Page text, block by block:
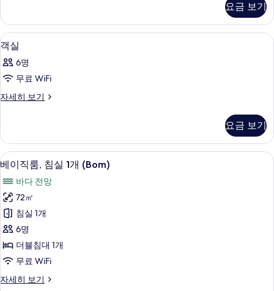
보
기
히
보
기
요금 보기
객
실
사
모
보
기
15
객실
6명
무료 WiFi
자세히 보기
객
히
보
기
요금 보기
베
이
직
룸,
침
실
1
개
(Bom)
17
베이직룸, 침실 1개 (Bom)
바다 전망
72㎡
침실 1개
6명
더블침대 1개
무료 WiFi
자세히 보기
베